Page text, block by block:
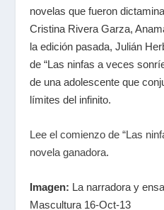
novelas que fueron
Cristina Rivera Garza,
la edición pasada, Julián
de “Las ninfas a veces
de una adolescente que
límites del infinito.
Lee el comienzo de “Las
novela ganadora.
Imagen: La narradora y
Mascultura 16-Oct-13